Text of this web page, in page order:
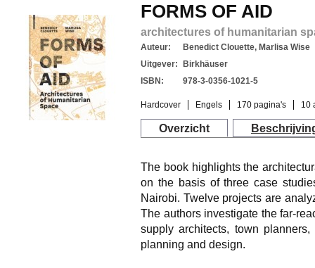
FORMS OF AID
architectures of humanitarian
Auteur:
Benedict Clouette, Marlisa Wise
Uitgever:
Birkhäuser
ISBN:
978-3-0356-1021-5
Hardcover Engels 170 pagina's 10
Overzicht
The book highlights the
on the basis of three case
Nairobi. Twelve projects are
The authors investigate the far-
supply architects, town
planning and design.